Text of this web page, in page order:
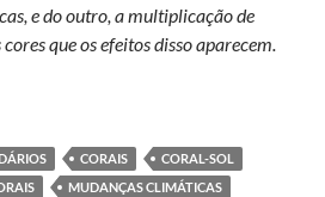
e do outro, a multiplicação de
que os efeitos disso aparecem.
corais descolorem
CORAIS
CORAL-SOL
MUDANÇAS CLIMÁTICAS